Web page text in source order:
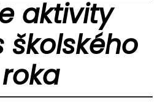
aktivity
školského
roka